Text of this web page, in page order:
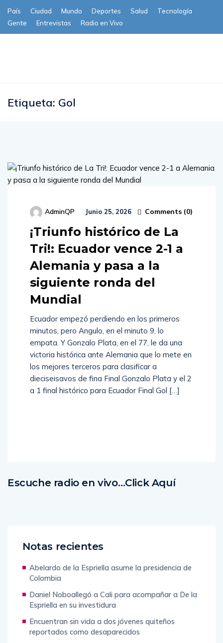
País Ciudad Mundo Deportes Salud
Tecnología
Gente
Entrevistas Radio en Vivo
Etiqueta: Gol
AdminQP Junio 25, 2026 Comments (0)
¡Triunfo histórico de La
Tri!: Ecuador vence 2-1 a
Alemania y pasa a la
siguiente ronda del
Mundial
Ecuador empezó perdiendo en los primeros
minutos, pero Angulo, en el minuto 9, lo
empata. Y Gonzalo Plata, en el 77, le da una
victoria histórica ante Alemania que lo mete en
los mejores terceros para clasificar a
dieciseisavos de fina Final Gonzalo Plata y el 2
a 1 final histórico para Ecuador Final Gol […]
Escuche radio en vivo…Click Aquí
Notas recientes
Abelardo de la Espriella asume la presidencia de
Colombia
Daniel Noboallegó a Cali para acompañar a De la
Espriella en su investidura
Encuentran sin vida a dos jóvenes quiteños
reportados como desaparecidos